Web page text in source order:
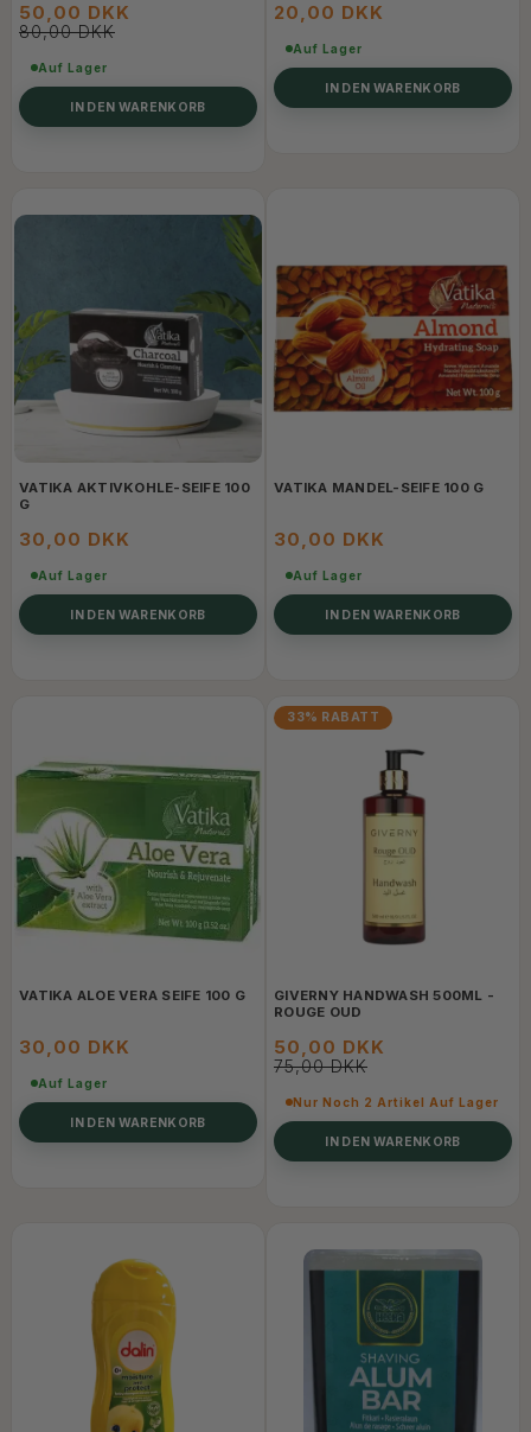
50,00 DKK
80,00 DKK
Auf Lager
IN DEN WARENKORB
20,00 DKK
Auf Lager
IN DEN WARENKORB
VATIKA AKTIVKOHLE-SEIFE 100
G
30,00 DKK
Auf Lager
IN DEN WARENKORB
VATIKA MANDEL-SEIFE 100 G
30,00 DKK
Auf Lager
IN DEN WARENKORB
VATIKA ALOE VERA SEIFE 100 G
30,00 DKK
Auf Lager
IN DEN WARENKORB
33% RABATT
GIVERNY HANDWASH 500ML -
ROUGE OUD
50,00 DKK
75,00 DKK
Nur Noch 2 Artikel Auf Lager
IN DEN WARENKORB